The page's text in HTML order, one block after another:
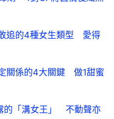
追的4種女生類型 愛得
關係的4大關鍵 做1甜蜜
的「溝女王」 不動聲亦